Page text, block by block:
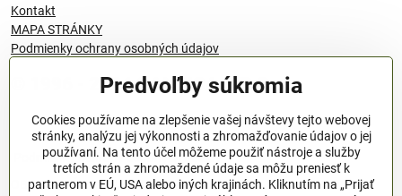
Kontakt
MAPA STRÁNKY
Podmienky ochrany osobných údajov
© 1996 - 2024 QANTICA S.R.O
Podmienky ochrany osobných údajov
OBCHODNÉ PODMIENKY
Predvoľby súkromia
Cookies používame na zlepšenie vašej návštevy tejto webovej
stránky, analýzu jej výkonnosti a zhromažďovanie údajov o jej
používaní. Na tento účel môžeme použiť nástroje a služby
tretích strán a zhromaždené údaje sa môžu preniesť k
partnerom v EÚ, USA alebo iných krajinách. Kliknutím na „Prijať